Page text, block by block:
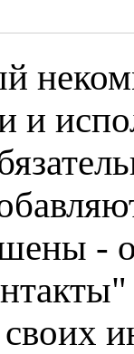
и
-